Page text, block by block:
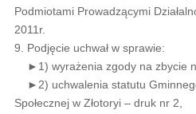
Podmiotami Prowadzącymi
2011r.
9. Podjęcie uchwał w sprawie:
►1) wyrażenia zgody na zbycie
►2) uchwalenia statutu
Społecznej w Złotoryi – druk nr 2,